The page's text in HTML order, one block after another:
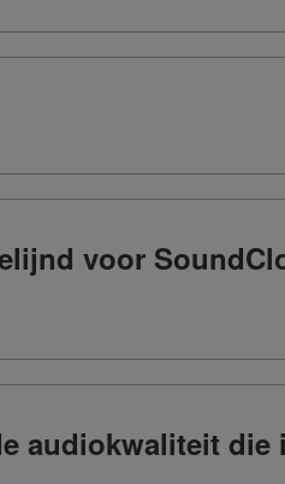
voor
audiokwaliteit